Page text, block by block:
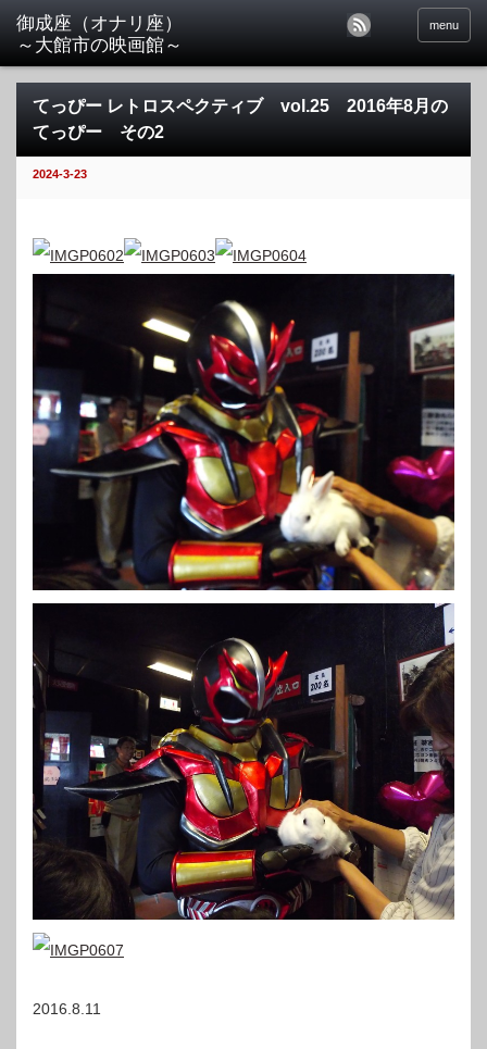
menu
てっぴー レトロスペクティブ vol.25 2016年8月の
てっぴー その2
2024-3-23
2016.8.11